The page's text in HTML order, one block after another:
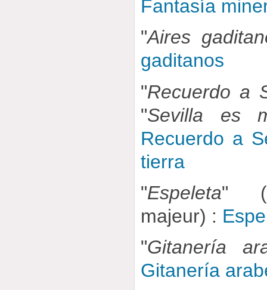
Fantasía
"Aires
gaditanos
"Recuerdo a
"Sevilla es
Recuerdo a
tierra
"Espeleta"
majeur) :
"Gitanería
Gitanería